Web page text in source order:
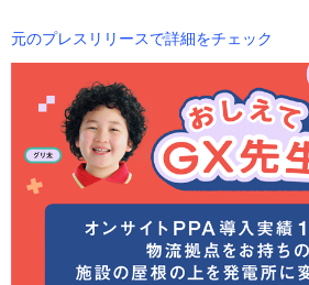
元のプレスリリースで詳細をチェック